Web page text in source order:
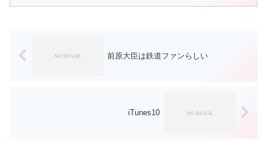
全く読んでいないのだが。2ヶ月ペースの
前原大臣は鉄道ファンらしい
iTunes10